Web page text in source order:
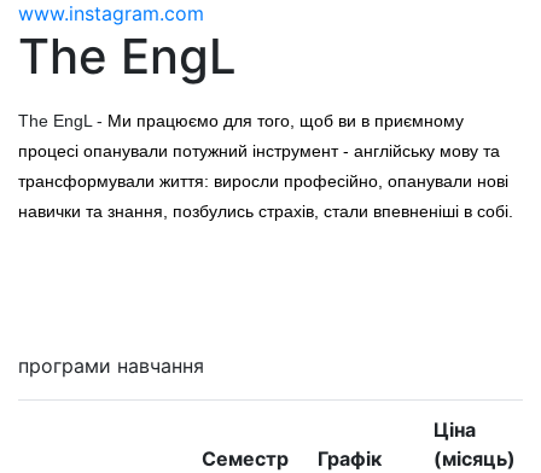
www.instagram.com
The EngL
The EngL - Ми працюємо для того, щоб ви в приємному
процесі опанували потужний інструмент - англійську мову та
трансформували життя: виросли професійно, опанували нові
навички та знання, позбулись страхів, стали впевненіші в собі.
програми навчання
Семестр Графік
Ціна
(місяць)